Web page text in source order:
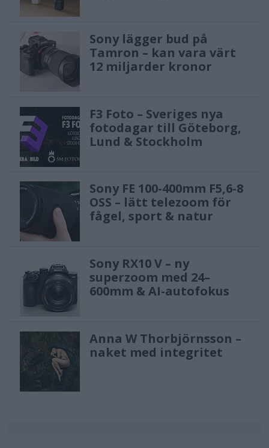
Sony lägger bud på
Tamron – kan vara värt
12 miljarder kronor
F3 Foto – Sveriges nya
fotodagar till Göteborg,
Lund & Stockholm
Sony FE 100-400mm F5,6-8
OSS – lätt telezoom för
fågel, sport & natur
Sony RX10 V – ny
superzoom med 24–
600mm & AI-autofokus
Anna W Thorbjörnsson –
naket med integritet